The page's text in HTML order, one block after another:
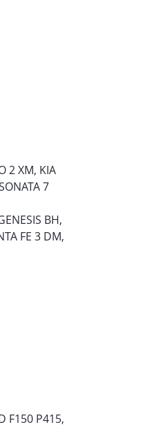
2 XM, KIA
7
BH,
FE 3 DM,
F150 P415,